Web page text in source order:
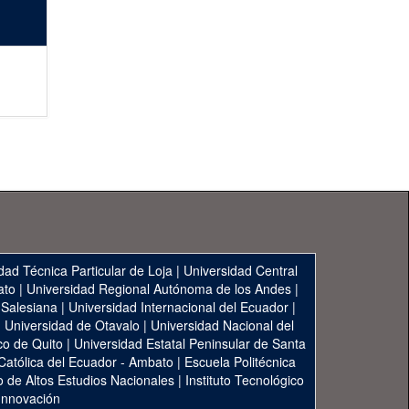
Técnica Particular de Loja | Universidad Central
| Universidad Regional Autónoma de los Andes|
| Universidad Internacional del Ecuador|
Universidad de Otavalo | Universidad Nacional del
de Quito | Universidad Estatal Peninsular de Santa
del Ecuador - Ambato | Escuela Politécnica
de Altos Estudios Nacionales | Instituto Tecnológico